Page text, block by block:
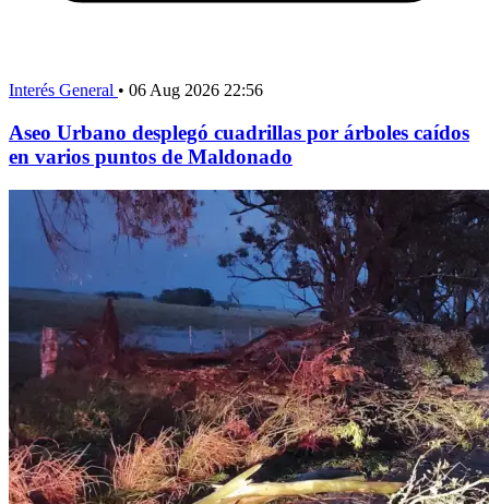
Interés General • 06 Aug 2026 22:56
Aseo Urbano desplegó cuadrillas por árboles caídos
en varios puntos de Maldonado